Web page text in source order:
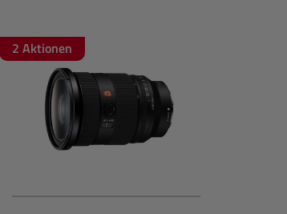
2 Aktionen